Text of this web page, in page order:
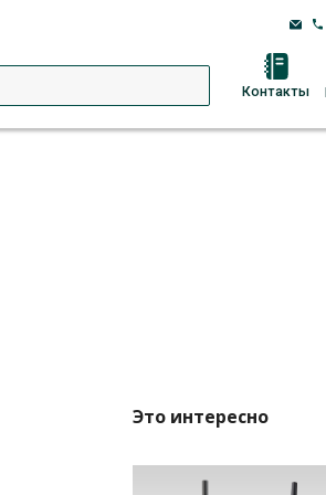
Контакты
Это интересно